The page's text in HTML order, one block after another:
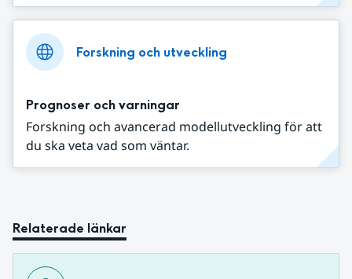
Forskning och utveckling
Prognoser och varningar
Forskning och avancerad modellutveckling för att
du ska veta vad som väntar.
Relaterade länkar